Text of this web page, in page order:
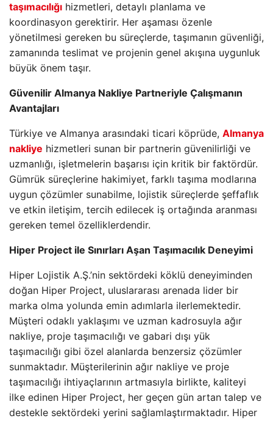
taşımacılığı hizmetleri, detaylı planlama ve
koordinasyon gerektirir. Her aşaması özenle
yönetilmesi gereken bu süreçlerde, taşımanın güvenliği,
zamanında teslimat ve projenin genel akışına uygunluk
büyük önem taşır.
Güvenilir Almanya Nakliye Partneriyle Çalışmanın
Avantajları
Türkiye ve Almanya arasındaki ticari köprüde, Almanya
nakliye hizmetleri sunan bir partnerin güvenilirliği ve
uzmanlığı, işletmelerin başarısı için kritik bir faktördür.
Gümrük süreçlerine hakimiyet, farklı taşıma modlarına
uygun çözümler sunabilme, lojistik süreçlerde şeffaflık
ve etkin iletişim, tercih edilecek iş ortağında aranması
gereken temel özelliklerdendir.
Hiper Project ile Sınırları Aşan Taşımacılık Deneyimi
Hiper Lojistik A.Ş.’nin sektördeki köklü deneyiminden
doğan Hiper Project, uluslararası arenada lider bir
marka olma yolunda emin adımlarla ilerlemektedir.
Müşteri odaklı yaklaşımı ve uzman kadrosuyla ağır
nakliye, proje taşımacılığı ve gabari dışı yük
taşımacılığı gibi özel alanlarda benzersiz çözümler
sunmaktadır. Müşterilerinin ağır nakliye ve proje
taşımacılığı ihtiyaçlarının artmasıyla birlikte, kaliteyi
ilke edinen Hiper Project, her geçen gün artan talep ve
destekle sektördeki yerini sağlamlaştırmaktadır. Hiper